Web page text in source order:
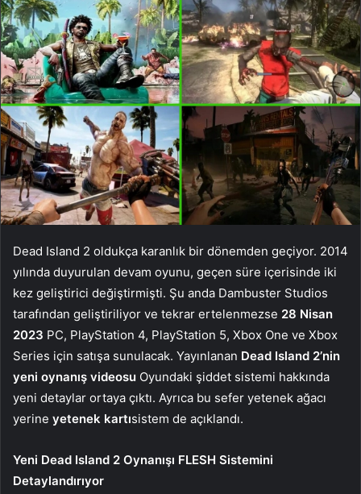
Dead Island 2 oldukça karanlık bir dönemden geçiyor. 2014
yılında duyurulan devam oyunu, geçen süre içerisinde iki
kez geliştirici değiştirmişti. Şu anda Dambuster Studios
tarafından geliştiriliyor ve tekrar ertelenmezse 28 Nisan
2023 PC, PlayStation 4, PlayStation 5, Xbox One ve Xbox
Series için satışa sunulacak. Yayınlanan Dead Island 2’nin
yeni oynanış videosu Oyundaki şiddet sistemi hakkında
yeni detaylar ortaya çıktı. Ayrıca bu sefer yetenek ağacı
yerine yetenek kartısistem de açıklandı.
Yeni Dead Island 2 Oynanışı FLESH Sistemini
Detaylandırıyor